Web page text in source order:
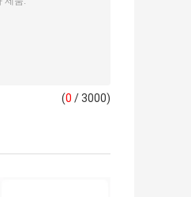
(0 / 3000)